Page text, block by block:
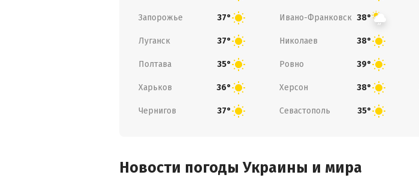
Запорожье 37° Ивано-Франковск 38°
Луганск 37° Николаев 38°
Полтава 35° Ровно 39°
Харьков 36° Херсон 38°
Чернигов 37° Севастополь 35°
Новости погоды Украины и мира